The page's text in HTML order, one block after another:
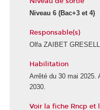
Niveau 6 (Bac+3 et 4)
Responsable(s)
Olfa ZAIBET
Habilitation
Arrêté du 30 mai 2025.
2030.
Voir la fiche Rncp et